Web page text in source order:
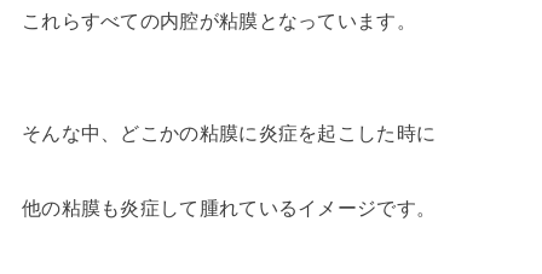
これらすべての内腔が粘膜となっています。
そんな中、どこかの粘膜に炎症を起こした時に
他の粘膜も炎症して腫れているイメージです。